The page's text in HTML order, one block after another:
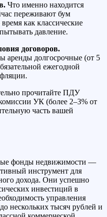
Что именно находится
переживают бум
как классические
давление.
договоров.
аренды долгосрочные (от 5
ежегодной
прочитайте ПДУ
УК (более 2–3% от
часть вашей
фонды недвижимости —
инструмент для
дохода. Они успешно
инвестиций в
управления
нескольких тысяч рублей и